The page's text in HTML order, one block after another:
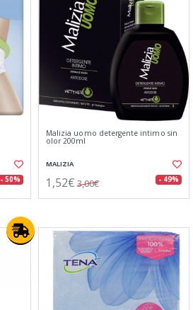
- 50%
Malizia uomo detergente intimo sin
olor 200ml
MALIZIA
1,52€ 3,00€ - 49%